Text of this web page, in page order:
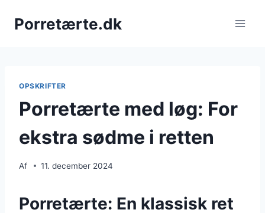
Porretærte.dk
OPSKRIFTER
Porretærte med løg: For
ekstra sødme i retten
Af 11. december 2024
Porretærte: En klassisk ret